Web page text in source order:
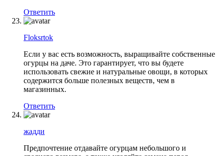
Ответить
Floksrtok
Если у вас есть возможность, выращивайте собственные
огурцы на даче. Это гарантирует, что вы будете
использовать свежие и натуральные овощи, в которых
содержится больше полезных веществ, чем в
магазинных.
Ответить
жадди
Предпочтение отдавайте огурцам небольшого и